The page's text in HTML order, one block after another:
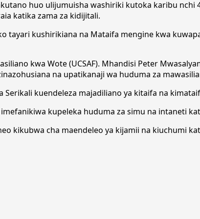
huo ulijumuisha washiriki kutoka karibu
katika zama za kidijitali.
tayari kushirikiana na Mataifa mengine kwa
kwa Wote (UCSAF). Mhandisi Peter
na upatikanaji wa huduma za
Serikali kuendeleza majadiliano ya kitaifa na
imefanikiwa kupeleka huduma za simu na intaneti
kikubwa cha maendeleo ya kijamii na kiuchumi